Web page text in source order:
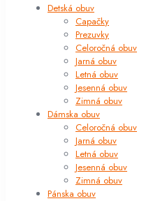
Detská obuv
Capačky
Prezuvky
Celoročná obuv
Jarná obuv
Letná obuv
Jesenná obuv
Zimná obuv
Dámska obuv
Celoročná obuv
Jarná obuv
Letná obuv
Jesenná obuv
Zimná obuv
Pánska obuv